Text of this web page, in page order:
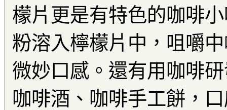
檬片更是有特色的咖啡
粉溶入檸檬片中，咀嚼
微妙口感。還有用咖啡
咖啡酒、咖啡手工餅，